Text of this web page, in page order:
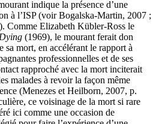
indique la présence d’une
à l’ISP (voir Bogalska-Martin, 2007 ;
Comme Elizabeth Kübler-Ross le
(1969), le mourant ferait don
sa mort, en accélérant le rapport à
professionnelles et de ses
rapproché avec la mort inciterait
malades à revoir la façon même
(Menezes et Heilborn, 2007, p.
ce voisinage de la mort si rare
ici comme une occasion de